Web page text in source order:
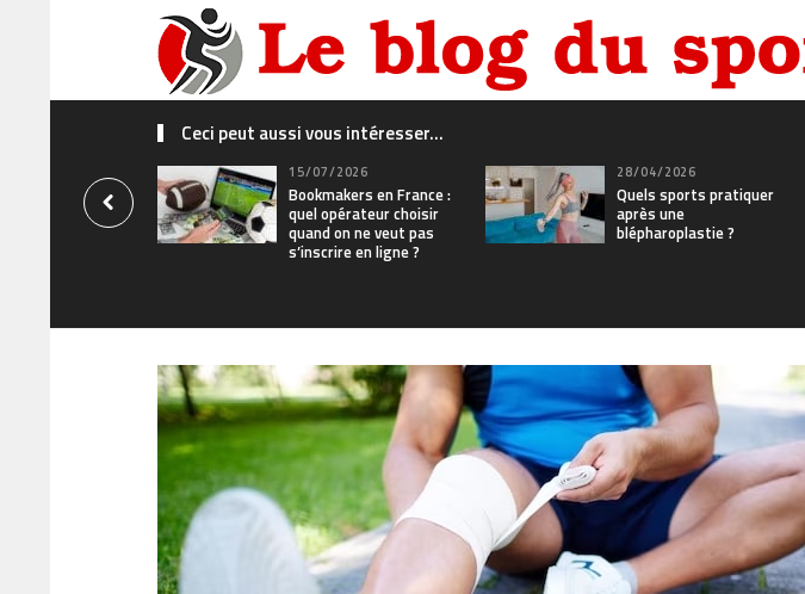
Ceci peut aussi vous intéresser...
15/07/2026
Bookmakers en France :
quel opérateur choisir
quand on ne veut pas
s’inscrire en ligne ?
28/04/2026
Quels sports pratiquer
après une
blépharoplastie ?